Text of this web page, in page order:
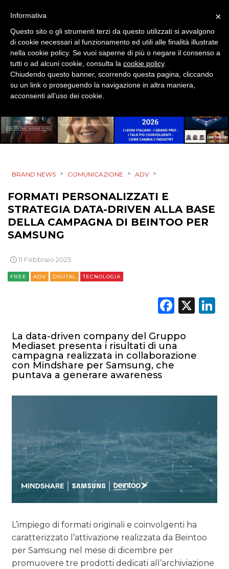
RICERCHE
PREVISIONI/SCENARI
NORMATIVE
TREND
CASE HISTORY
BRAND NEWS > COMUNICAZIONE > ADV >
FORMATI PERSONALIZZATI E
STRATEGIA DATA-DRIVEN ALLA BASE
DELLA CAMPAGNA DI BEINTOO PER
SAMSUNG
11 Febbraio 2025
FREE ADV DIGITAL TECNOLOGIA
X
La data-driven company del Gruppo
Mediaset presenta i risultati di una
campagna realizzata in collaborazione
con Mindshare per Samsung, che
puntava a generare awareness
L’impiego di formati originali e coinvolgenti ha
caratterizzato l’attivazione realizzata da Beintoo
per Samsung nel mese di dicembre per
promuovere tre prodotti dedicati all’archiviazione
×
Informativa
Questo sito o gli strumenti terzi da questo utilizzati si avvalgono
di cookie necessari al funzionamento ed utili alle finalità illustrate
nella cookie policy. Se vuoi saperne di più o negare il consenso a
tutti o ad alcuni cookie, consulta la cookie policy.
Chiudendo questo banner, scorrendo questa pagina, cliccando
su un link o proseguendo la navigazione in altra maniera,
acconsenti all’uso dei cookie.